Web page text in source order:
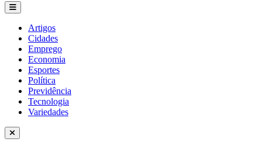
Artigos
Cidades
Emprego
Economia
Esportes
Política
Previdência
Tecnologia
Variedades